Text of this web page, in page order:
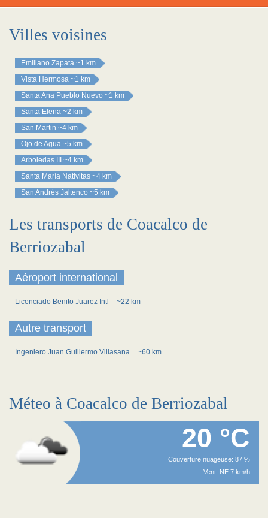
Villes voisines
Emiliano Zapata ~1 km
Vista Hermosa ~1 km
Santa Ana Pueblo Nuevo ~1 km
Santa Elena ~2 km
San Martin ~4 km
Ojo de Agua ~5 km
Arboledas III
~4 km
Santa María Nativitas ~4 km
San Andrés Jaltenco ~5 km
Les transports de Coacalco de
Berriozabal
Aéroport international
Licenciado Benito Juarez Intl ~22 km
Autre transport
Ingeniero Juan Guillermo Villasana ~60 km
Méteo à Coacalco de Berriozabal
20 °C
Couverture nuageuse: 87 %
Vent: NE 7 km/h